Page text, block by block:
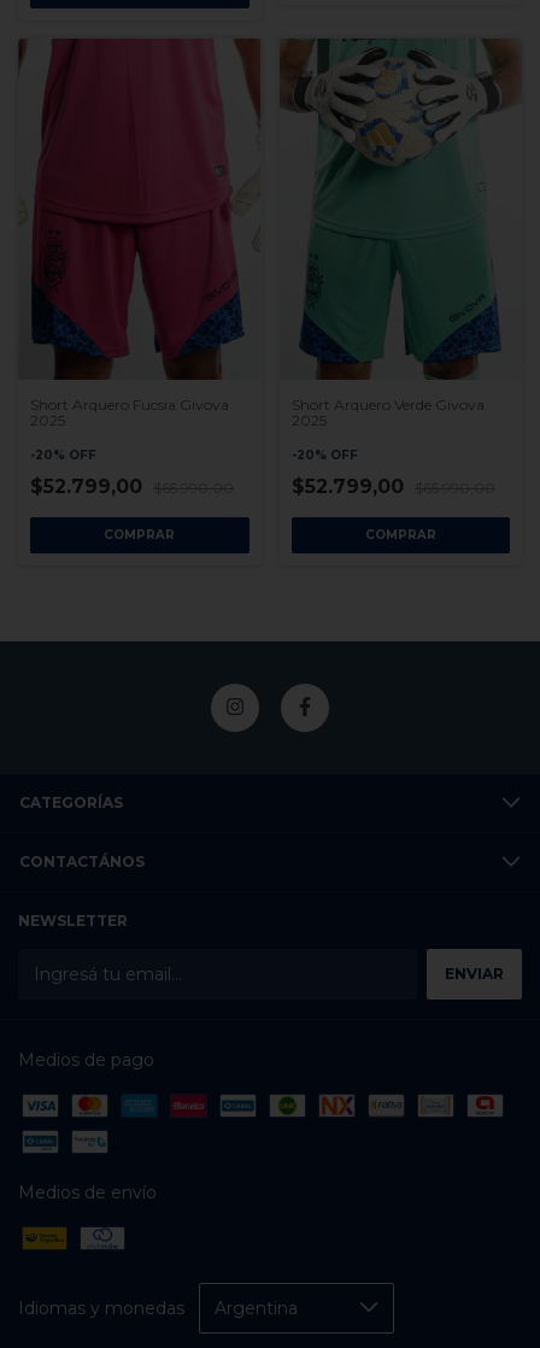
Short Arquero Fucsia Givova
2025
-20% OFF
$52.799,00
COMPRAR
Short Arquero Verde Givova
2025
-20% OFF
$52.799,00
COMPRAR
CATEGORÍAS
CONTACTÁNOS
NEWSLETTER
Medios de pago
Medios de envío
Idiomas y monedas